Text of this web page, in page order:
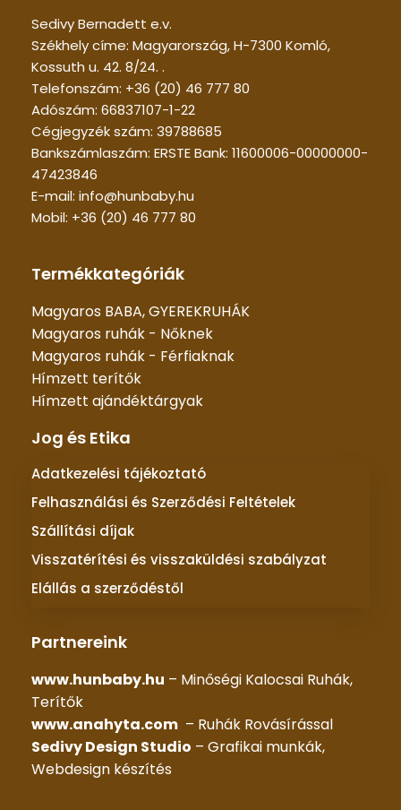
Sedivy Bernadett e.v.
Székhely címe: Magyarország, H-7300 Komló,
Kossuth u. 42. 8/24. .
Telefonszám: +36 (20) 46 777 80
Adószám: 66837107-1-22
Cégjegyzék szám: 39788685
Bankszámlaszám: ERSTE Bank: 11600006-00000000-
47423846
E-mail: info@hunbaby.hu
Mobil: +36 (20) 46 777 80
Termékkategóriák
Magyaros BABA, GYEREKRUHÁK
Magyaros ruhák - Nőknek
Magyaros ruhák - Férfiaknak
Hímzett terítők
Hímzett ajándéktárgyak
Jog és Etika
Adatkezelési tájékoztató
Felhasználási és Szerződési Feltételek
Szállítási díjak
Visszatérítési és visszaküldési szabályzat
Elállás a szerződéstől
Partnereink
www.hunbaby.hu – Minőségi Kalocsai Ruhák,
Terítők
www.anahyta.com – Ruhák Rovásírással
Sedivy Design Studio – Grafikai munkák,
Webdesign készítés